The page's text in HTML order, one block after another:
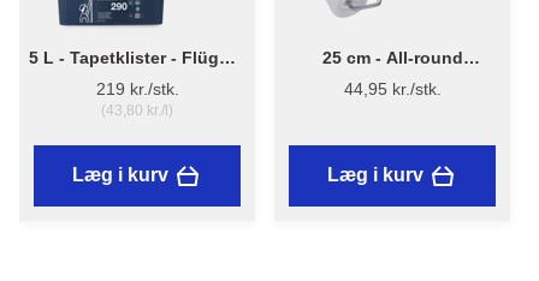
5 L - Tapetklister - Flügger
Adhesive 290
219 kr./stk.
(43,80 kr./l)
Læg i kurv
25 cm - All-round
Malerrulle m/skaft
44,95 kr./stk.
Læg i kurv